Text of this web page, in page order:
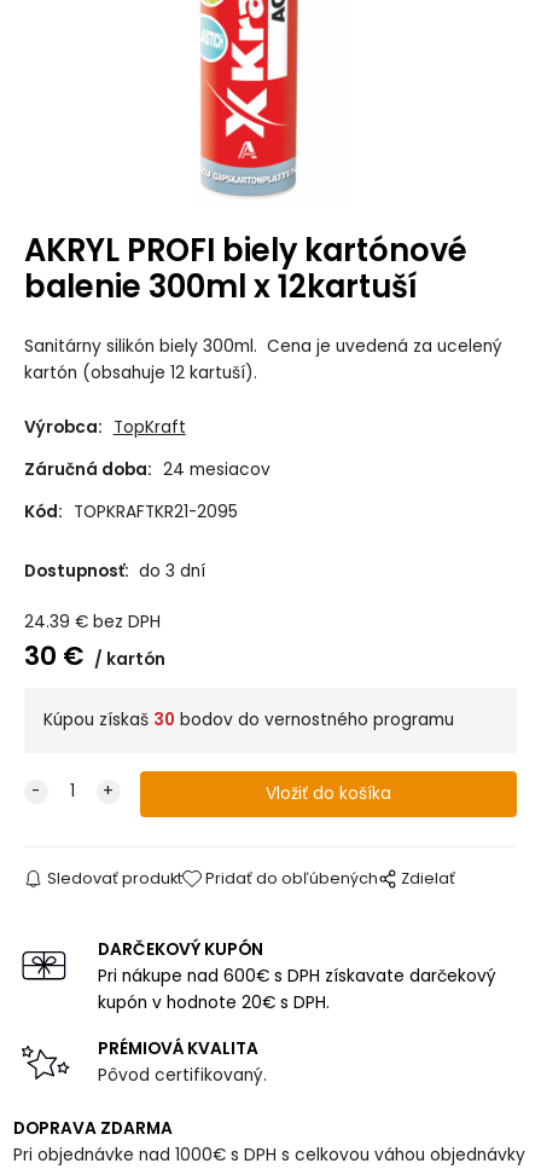
AKRYL PROFI biely kartónové
balenie 300ml x 12kartuší
Sanitárny silikón biely 300ml. Cena je uvedená za ucelený
kartón (obsahuje 12 kartuší).
Výrobca: TopKraft
Záručná doba: 24 mesiacov
Kód: TOPKRAFTKR21-2095
Dostupnosť: do 3 dní
24.39 € bez DPH
30 € kartón
Kúpou získaš 30 bodov do vernostného programu
Sledovať produkt Pridať do obľúbených Zdielať
DARČEKOVÝ KUPÓN
Pri nákupe nad 600€ s DPH získavate darčekový
kupón v hodnote 20€ s DPH.
PRÉMIOVÁ KVALITA
Pôvod certifikovaný.
DOPRAVA ZDARMA
Pri objednávke nad 1000€ s DPH s celkovou váhou objednávky